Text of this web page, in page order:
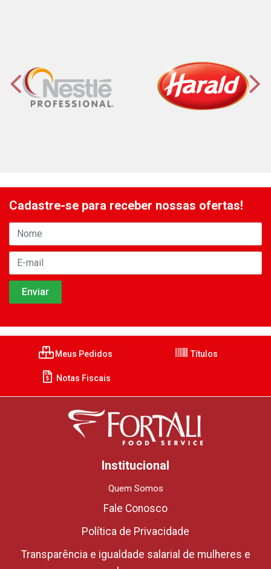
Cadastre-se para receber nossas ofertas!
Meus Pedidos Títulos
Notas Fiscais
Institucional
Quem Somos
Fale Conosco
Política de Privacidade
Transparência e igualdade salarial de mulheres e